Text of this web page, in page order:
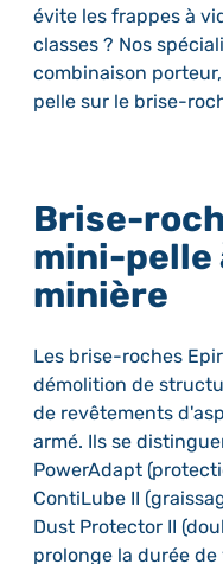
évite les frappes à
classes ? Nos
combinaison
pelle sur le brise-
Brise-
mini-pelle
minière
Les brise-roches
démolition de
de revêtements
armé. Ils se
PowerAdapt
ContiLube II
Dust Protector II
prolonge la durée